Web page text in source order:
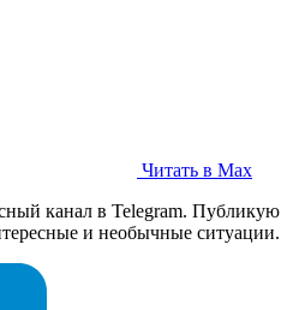
Читать в Max
канал в Telegram. Публикую
и необычные ситуации.